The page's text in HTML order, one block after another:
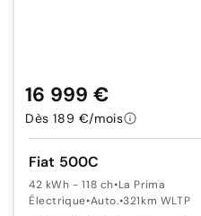
Fiat 500C
42 kWh - 118 ch•La Prima
Électrique•Auto.•321km WLTP
16 999 €
Dès 189 €/mois